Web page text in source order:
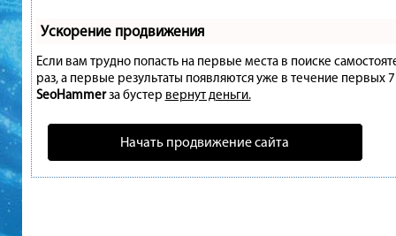
Ускорение продвижения
Если вам трудно попасть на первые места в поиске
раз, а первые результаты появляются уже в течение первых
SeoHammerза бустер вернут деньги.
Начать продвижение сайта